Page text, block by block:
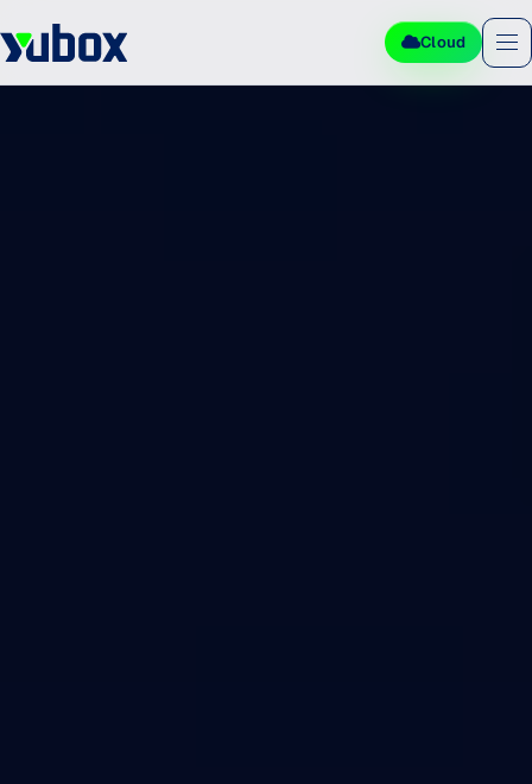
Cloud